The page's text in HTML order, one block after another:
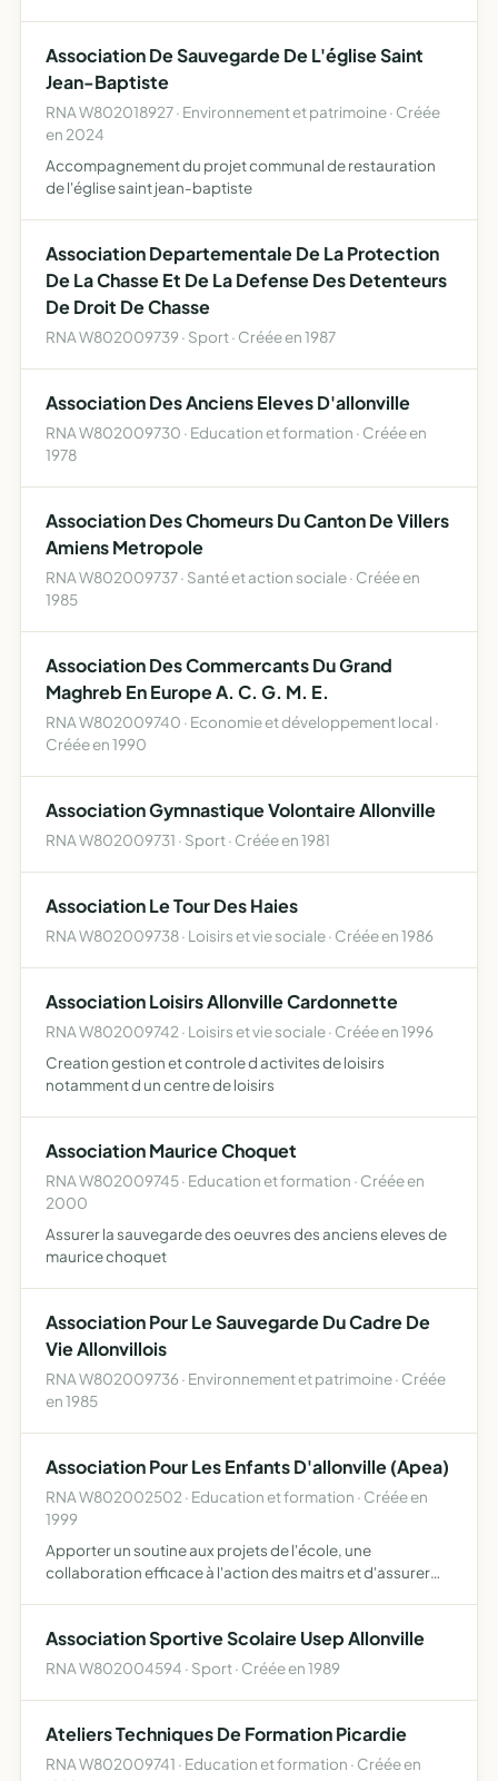
Association De Sauvegarde De L'église Saint
Jean-Baptiste
RNA W802018927 · Environnement et patrimoine · Créée
en 2024
Accompagnement du projet communal de restauration
de l'église saint jean-baptiste
Association Departementale De La Protection
De La Chasse Et De La Defense Des Detenteurs
De Droit De Chasse
RNA W802009739 · Sport · Créée en 1987
Association Des Anciens Eleves D'allonville
RNA W802009730 · Education et formation · Créée en
1978
Association Des Chomeurs Du Canton De Villers
Amiens Metropole
RNA W802009737 · Santé et action sociale · Créée en
1985
Association Des Commercants Du Grand
Maghreb En Europe A. C. G. M. E.
RNA W802009740 · Economie et développement local ·
Créée en 1990
Association Gymnastique Volontaire Allonville
RNA W802009731 · Sport · Créée en 1981
Association Le Tour Des Haies
RNA W802009738 · Loisirs et vie sociale · Créée en 1986
Association Loisirs Allonville Cardonnette
RNA W802009742 · Loisirs et vie sociale · Créée en 1996
Creation gestion et controle d activites de loisirs
notamment d un centre de loisirs
Association Maurice Choquet
RNA W802009745 · Education et formation · Créée en
2000
Assurer la sauvegarde des oeuvres des anciens eleves de
maurice choquet
Association Pour Le Sauvegarde Du Cadre De
Vie Allonvillois
RNA W802009736 · Environnement et patrimoine · Créée
en 1985
Association Pour Les Enfants D'allonville (Apea)
RNA W802002502 · Education et formation · Créée en
1999
Apporter un soutine aux projets de l'école, une
collaboration efficace à l'action des maitrs et d'assurer
pa…
Association Sportive Scolaire Usep Allonville
RNA W802004594 · Sport · Créée en 1989
Ateliers Techniques De Formation Picardie
RNA W802009741 · Education et formation · Créée en